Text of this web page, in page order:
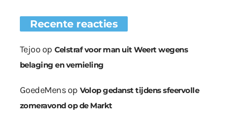
Recente reacties
Tejoo op Celstraf voor man uit Weert wegens
belaging en vernieling
GoedeMensop Volop gedanst tijdens sfeervolle
zomeravond op de Markt